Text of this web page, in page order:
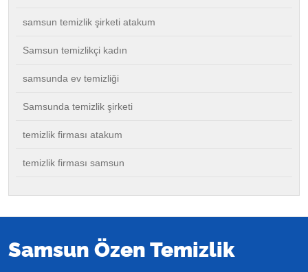
samsun temizlik şirketi atakum
Samsun temizlikçi kadın
samsunda ev temizliği
Samsunda temizlik şirketi
temizlik firması atakum
temizlik firması samsun
Samsun Özen Temizlik